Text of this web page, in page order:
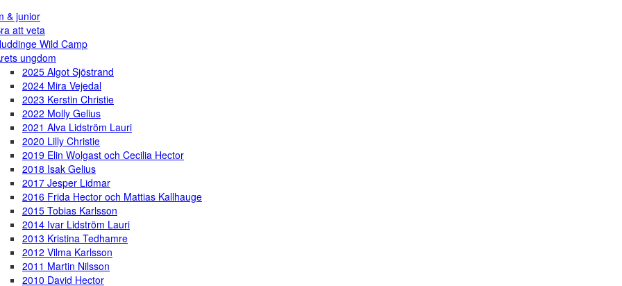
& junior
att veta
Wild Camp
ungdom
2025 Algot Sjöstrand
2024 Mira Vejedal
2023 Kerstin Christie
2022 Molly Gelius
2021 Alva Lidström Lauri
2020 Lilly Christie
2019 Elin Wolgast och Cecilia Hector
2018 Isak Gelius
2017 Jesper Lidmar
2016 Frida Hector och Mattias Kallhauge
2015 Tobias Karlsson
2014 Ivar Lidström Lauri
2013 Kristina Tedhamre
2012 Vilma Karlsson
2011 Martin Nilsson
2010 David Hector